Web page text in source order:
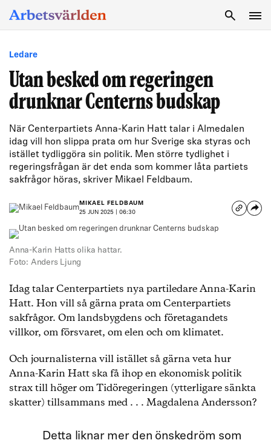
Ledare
Utan besked om regeringen
drunknar Centerns budskap
När Centerpartiets Anna-Karin Hatt talar i Almedalen
idag vill hon slippa prata om hur Sverige ska styras och
istället tydliggöra sin politik. Men större tydlighet i
regeringsfrågan är det enda som kommer låta partiets
sakfrågor höras, skriver Mikael Feldbaum.
MIKAEL FELDBAUM
25 JUN 2025 | 06:30
Anna-Karin Hatts olika hattar.
Foto: Anders Ljung
Idag talar Centerpartiets nya partiledare Anna-Karin
Hatt. Hon vill så gärna prata om Centerpartiets
sakfrågor. Om landsbygdens och företagandets
villkor, om försvaret, om elen och om klimatet.
Och journalisterna vill istället så gärna veta hur
Anna-Karin Hatt ska få ihop en ekonomisk politik
strax till höger om Tidöregeringen (ytterligare sänkta
skatter) tillsammans med . . . Magdalena Andersson?
Detta liknar mer den önskedröm som